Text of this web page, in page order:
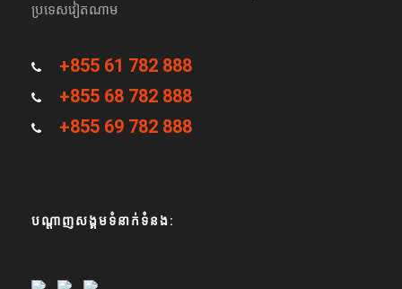
ប្រទេសវៀតណាម
+855 61 782 888
+855 68 782 888
+855 69 782 888
បណ្តាញសង្គមទំនាក់ទំនង: